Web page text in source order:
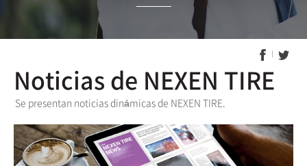
Noticias de NEXEN TIRE
Se presentan noticias dinámicas de NEXEN TIRE.